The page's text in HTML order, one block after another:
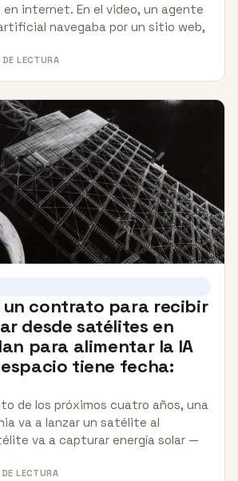
en internet. En el video, un agente
navegaba por un sitio web,
LECTURA
un contrato para recibir
desde satélites en
para alimentar la IA
tiene fecha:
de los próximos cuatro años, una
va a lanzar un satélite al
va a capturar energía solar —
LECTURA